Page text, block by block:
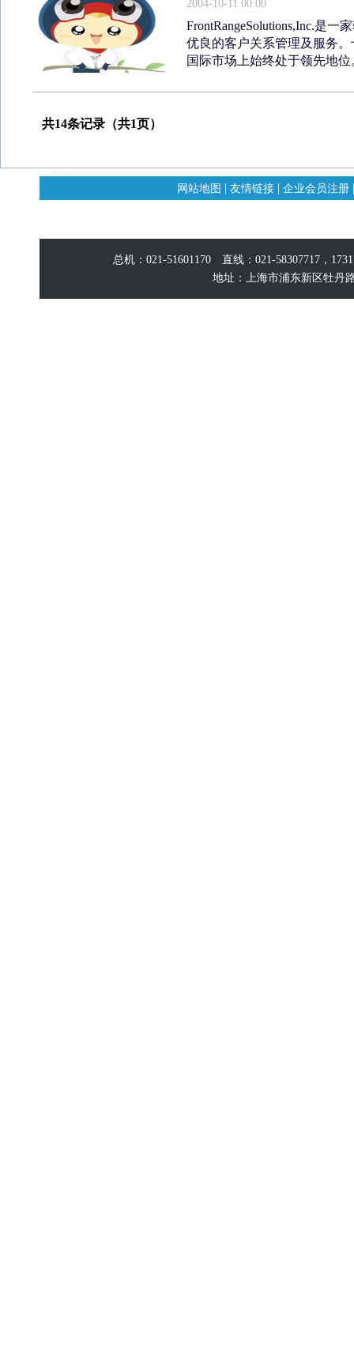
2004-10-11 00:00
FrontRangeSolutions,Inc.是
优良的客户关系管理及服务
国际市场上始终处于领先地位
共14条记录（共1页）
网站地图 | 友情链接 | 企业会员注册
总机：021-51601170 直线：021-58307717，
地址：上海市浦东新区牡丹